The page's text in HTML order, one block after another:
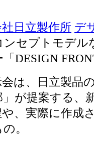
日立製作所 デ
ンセプトモデル
「DESIGN
は、日立製品
」が提案する、
、実際に作成
。